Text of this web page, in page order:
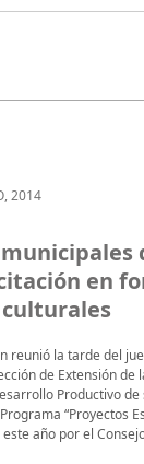
2014
en
reunió la tarde del
de Extensión de
Productivo
“Proyectos
año por el